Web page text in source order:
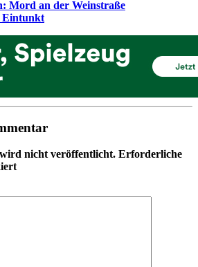
Mord an der Weinstraße
Eintunkt
nicht veröffentlicht. Erforderliche